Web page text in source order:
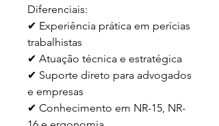
Diferenciais:
✔ Experiência prática em perícias
trabalhistas
✔ Atuação técnica e estratégica
✔ Suporte direto para advogados
e empresas
✔ Conhecimento em NR-15, NR-